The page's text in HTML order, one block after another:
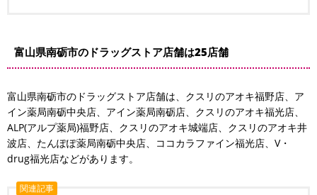
富山県南砺市のドラッグストア店舗は25店舗
富山県南砺市のドラッグストア店舗は、クスリのアオキ福野店、ア
イン薬局南砺中央店、アイン薬局南砺店、クスリのアオキ福光店、
ALP(アルプ薬局)福野店、クスリのアオキ城端店、クスリのアオキ井
波店、たんぽぽ薬局南砺中央店、ココカラファイン福光店、V・
drug福光店などがあります。
関連記事